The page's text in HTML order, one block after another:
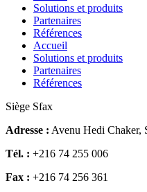
Solutions et produits
Partenaires
Références
Accueil
Solutions et produits
Partenaires
Références
Siège Sfax
Adresse : Avenu Hedi Chaker,
Tél. : +216 74 255 006
Fax : +216 74 256 361